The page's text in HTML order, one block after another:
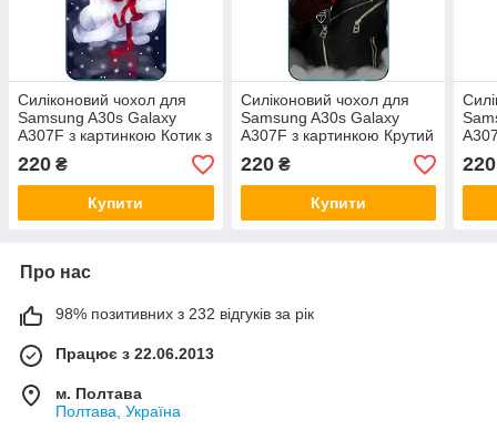
Силіконовий чохол для
Samsung A30s Galaxy
A307F з картинкою Котик з
220 ₴
Купити
Силіконовий чохол для
Samsung A30s Galaxy
A307F з картинкою Крутий
220₴
Купити
220
Про нас
98% позитивних з 232 відгуків за рік
Працює з 22.06.2013
м. Полтава
Полтава, Україна